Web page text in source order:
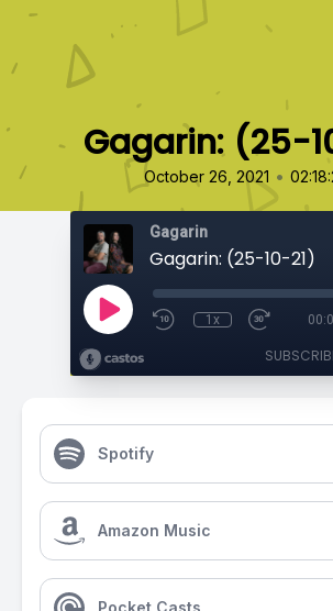
Gagarin: (25-
October 26, 2021 •
Gagarin
Gagarin: (25-10-21)
1x
Spotify
Amazon Music
Pocket Casts